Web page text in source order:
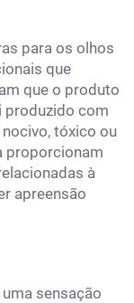
para os olhos
que
que o produto
produzido com
tóxico ou
proporcionam
à
apreensão
sensação